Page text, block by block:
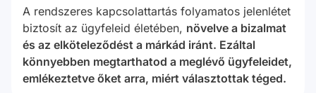
A rendszeres kapcsolattartás folyamatos jelenlétet
biztosít az ügyfeleid életében, növelve a bizalmat
és az elköteleződést a márkád iránt. Ezáltal
könnyebben megtarthatod a meglévő ügyfeleidet,
emlékeztetve őket arra, miért választottak téged.